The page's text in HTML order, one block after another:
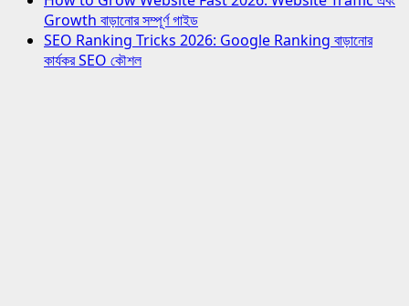
Growth বাড়ানোর সম্পূর্ণ গাইড
SEO Ranking Tricks 2026: Google Ranking বাড়ানোর
কার্যকর SEO কৌশল